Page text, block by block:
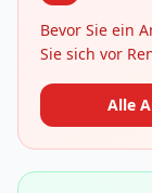
Bevor Sie ein
Sie sich vor
Alle